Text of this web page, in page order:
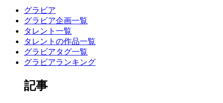
グラビア
グラビア企画一覧
タレント一覧
タレントの作品一覧
グラビアタグ一覧
グラビアランキング
記事